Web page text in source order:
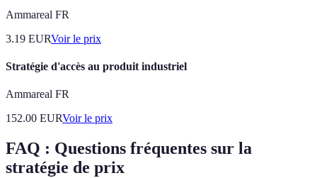
Ammareal FR
3.19 EURVoir le prix
Stratégie d'accès au produit industriel
Ammareal FR
152.00 EURVoir le prix
FAQ : Questions fréquentes sur la
stratégie de prix